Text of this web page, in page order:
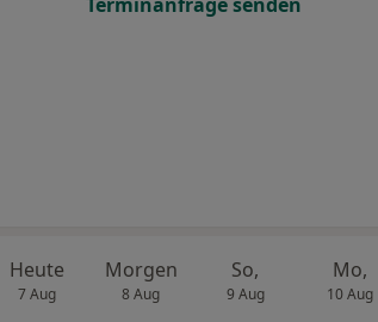
Heute
7 Aug
Morgen
8 Aug
So,
9 Aug
Mo,
10 Aug